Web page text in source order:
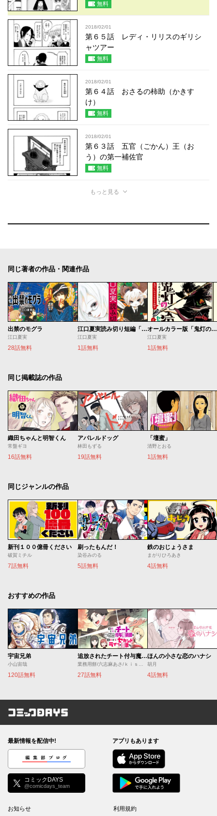
無料
2018/02/01
第６５話 レディ・リリスのギリシ
ャツアー
無料
2018/02/01
第６４話 おさるの柿助（かきす
け）
無料
2018/02/01
第６３話 五官（ごかん）王（お
う）の第一補佐官
無料
もっと見る
同じ著者の作品・関連作品
出禁のモグラ
江口夏実
28話無料
江口夏実読み切り短編「羽人の星」＆「ぬえはどうみえる？」
江口夏実
1話無料
オールカラー版「鬼灯の冷徹」セレクション
江口夏実
1話無料
同じ掲載誌の作品
織田ちゃんと明智くん
常盤ギヨ
16話無料
アパレルドッグ
林田もずる
19話無料
「壇蜜」
清野とおる
1話無料
同じジャンルの作品
新刊１００億冊ください
破賀ミチル
7話無料
刷ったもんだ！
染谷みのる
5話無料
鉄のおじょうさま
まがりひろあき
4話無料
おすすめの作品
宇宙兄弟
小山宙哉
120話無料
追放されたチート付与魔術師は気ままなセカンドライフを謳歌する。 ～俺は武器だけじゃなく、あらゆるものに『強化ポイント』を付与できるし、俺の意思でいつでも効果を解除できるけど、残った人たち大丈夫？～
27話無料
ほんの小さな恋のハナシ
胡月
4話無料
コミックDAYS
最新情報を配信中!
編集部ブログ
コミックDAYS
@comicdays_team
アプリもあります
お知らせ 利用規約